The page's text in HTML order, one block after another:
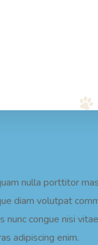
nulla porttitor
diam volutpat
congue nisi
adipiscing enim.